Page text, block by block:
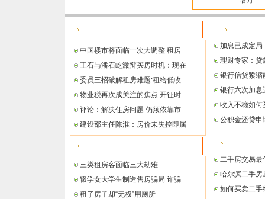
中国楼市将面临一次大调整 租房
王石与潘石屹激辩买房时机：现在
委员三招破解租房难题:租给低收
物业税再次成关注的焦点 开征时
评论：解决住房问题 仍须依靠市
建设部主任陈淮：房价未失控即属
三类租房客面临三大劫难
辍学女大学生制造售房骗局 诈骗
租了房子却“无权”用厕所
加息已成定
理财专家：贷
银行信贷紧缩
银行六次加息
收入不稳如何
公积金还贷
二手房交易最
哈尔滨二手房
如何买卖二手